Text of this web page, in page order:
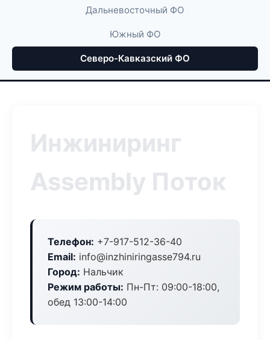
Дальневосточный ФО
Южный ФО
Северо-Кавказский ФО
Инжиниринг
Assembly Поток
Телефон: +7-917-512-36-40
Email: info@inzhiniringasse794.ru
Город: Нальчик
Режим работы: Пн-Пт: 09:00-18:00,
обед 13:00-14:00